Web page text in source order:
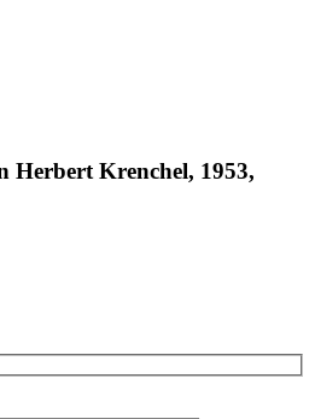
Herbert Krenchel, 1953,